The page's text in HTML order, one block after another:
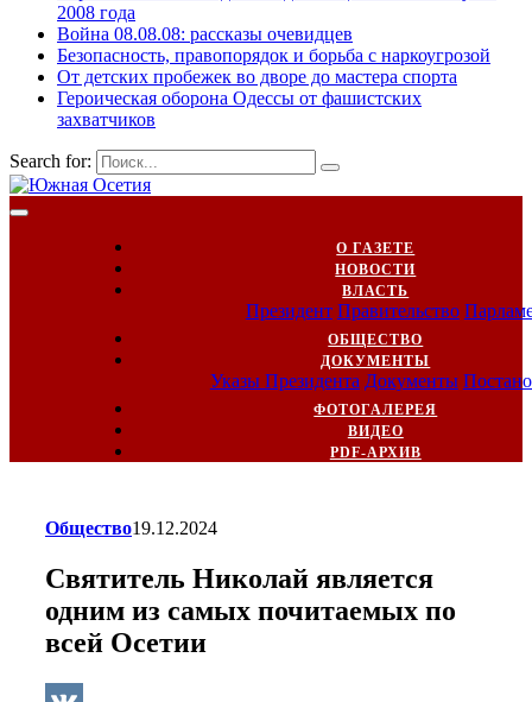
2008 года
Война 08.08.08: рассказы очевидцев
Безопасность, правопорядок и борьба с наркоугрозой
От детских пробежек во дворе до мастера спорта
Героическая оборона Одессы от фашистских
захватчиков
Search for:
О ГАЗЕТЕ
НОВОСТИ
ВЛАСТЬ
Президент Правительство
ОБЩЕСТВО
ДОКУМЕНТЫ
Указы Президента Документы
ФОТОГАЛЕРЕЯ
ВИДЕО
PDF-АРХИВ
Общество19.12.2024
Святитель Николай является
одним из самых почитаемых по
всей Осетии